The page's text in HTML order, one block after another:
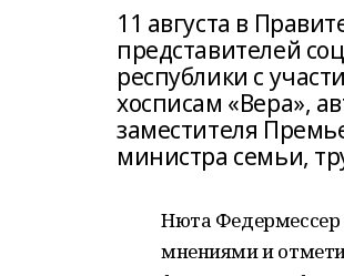
11 августа в
представителей
республики с
хосписам «Вера»,
заместителя
министра семьи,
Нюта Федермессер
мнениями и